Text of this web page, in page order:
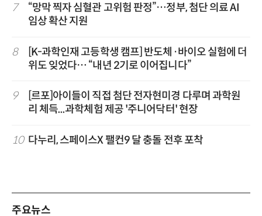
7
“망막 찍자 심혈관 고위험 판정”…정부, 첨단 의료 AI
임상 확산 지원
8
[K-과학인재 고등학생 캠프] 반도체·바이오 실험에 더
위도 잊었다… “내년 2기로 이어집니다”
9
[르포]아이들이 직접 첨단 전자현미경 다루며 과학원
리 체득...과학체험 제공 '주니어닥터' 현장
10 다누리, 스페이스X 팰컨9 달 충돌 전후 포착
주요뉴스